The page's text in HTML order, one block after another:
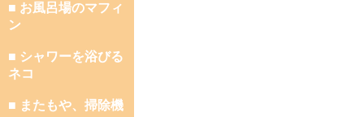
■ お風呂場のマフィ
ン
■ シャワーを浴びる
ネコ
■ またもや、掃除機